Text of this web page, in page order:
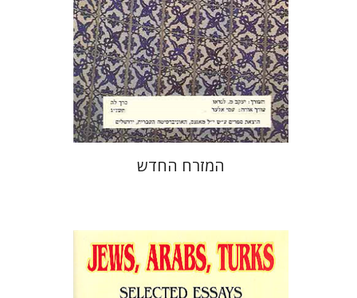
הנחת אתר ספר מודפס
$25
$22
המזרח החדש
יעקב מ' לנדאו